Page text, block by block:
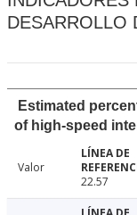
DESARROLLO
Estimated
of high-speed
Valor
22.57